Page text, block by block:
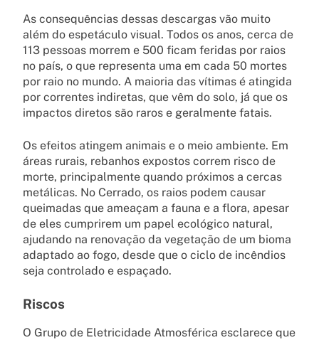
As consequências dessas descargas vão muito
além do espetáculo visual. Todos os anos, cerca de
113 pessoas morrem e 500 ficam feridas por raios
no país, o que representa uma em cada 50 mortes
por raio no mundo. A maioria das vítimas é atingida
por correntes indiretas, que vêm do solo, já que os
impactos diretos são raros e geralmente fatais.
Os efeitos atingem animais e o meio ambiente. Em
áreas rurais, rebanhos expostos correm risco de
morte, principalmente quando próximos a cercas
metálicas. No Cerrado, os raios podem causar
queimadas que ameaçam a fauna e a flora, apesar
de eles cumprirem um papel ecológico natural,
ajudando na renovação da vegetação de um bioma
adaptado ao fogo, desde que o ciclo de incêndios
seja controlado e espaçado.
Riscos
O Grupo de Eletricidade Atmosférica esclarece que